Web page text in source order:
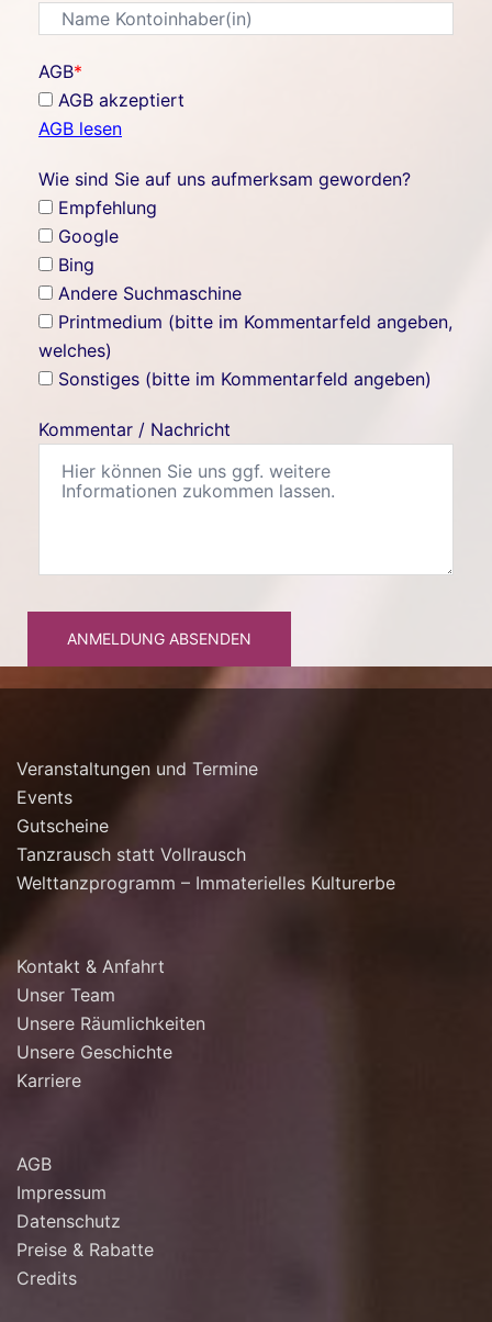
AGB*
AGB akzeptiert
AGB lesen
Wie sind Sie auf uns aufmerksam geworden?
Empfehlung
Google
Bing
Andere Suchmaschine
Printmedium (bitte im Kommentarfeld angeben,
welches)
Sonstiges (bitte im Kommentarfeld angeben)
Kommentar / Nachricht
ANMELDUNG ABSENDEN
Veranstaltungen und Termine
Events
Gutscheine
Tanzrausch statt Vollrausch
Welttanzprogramm – Immaterielles Kulturerbe
Kontakt & Anfahrt
Unser Team
Unsere Räumlichkeiten
Unsere Geschichte
Karriere
AGB
Impressum
Datenschutz
Preise & Rabatte
Credits